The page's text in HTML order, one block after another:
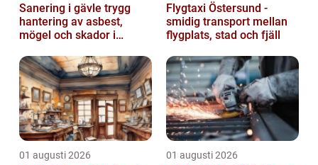
Sanering i gävle trygg
hantering av asbest,
mögel och skador i
Flygtaxi Östersund -
smidig transport mellan
flygplats, stad och fjäll
01 augusti 2026 01 augusti 2026